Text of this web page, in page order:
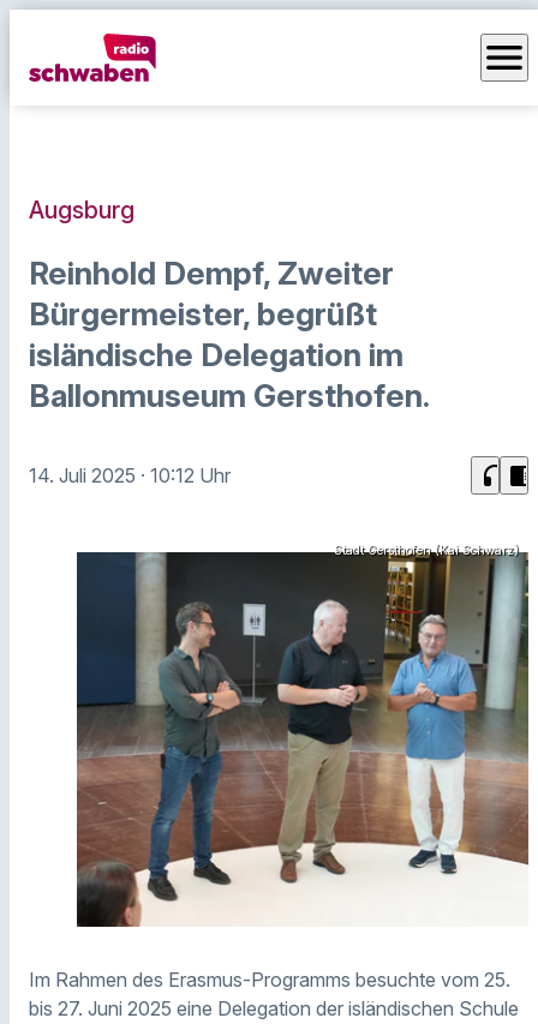
menu
Augsburg
Reinhold Dempf, Zweiter
Bürgermeister, begrüßt
isländische Delegation im
Ballonmuseum Gersthofen.
14. Juli 2025 · 10:12 Uhr headphones chrome_reader_mode
Stadt Gersthofen (Kai Schwarz)
Im Rahmen des Erasmus-Programms besuchte vom 25.
bis 27. Juni 2025 eine Delegation der isländischen Schule